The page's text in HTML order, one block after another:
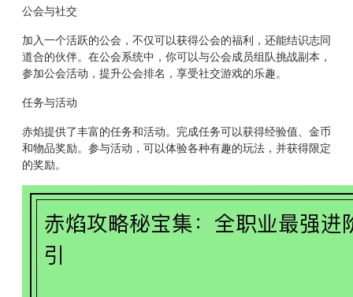
公会与社交
加入一个活跃的公会，不仅可以获得公会的福利，还能结识志同
道合的伙伴。在公会系统中，你可以与公会成员组队挑战副本，
参加公会活动，提升公会排名，享受社交游戏的乐趣。
任务与活动
赤焰提供了丰富的任务和活动。完成任务可以获得经验值、金币
和物品奖励。参与活动，可以体验各种有趣的玩法，并获得限定
的奖励。